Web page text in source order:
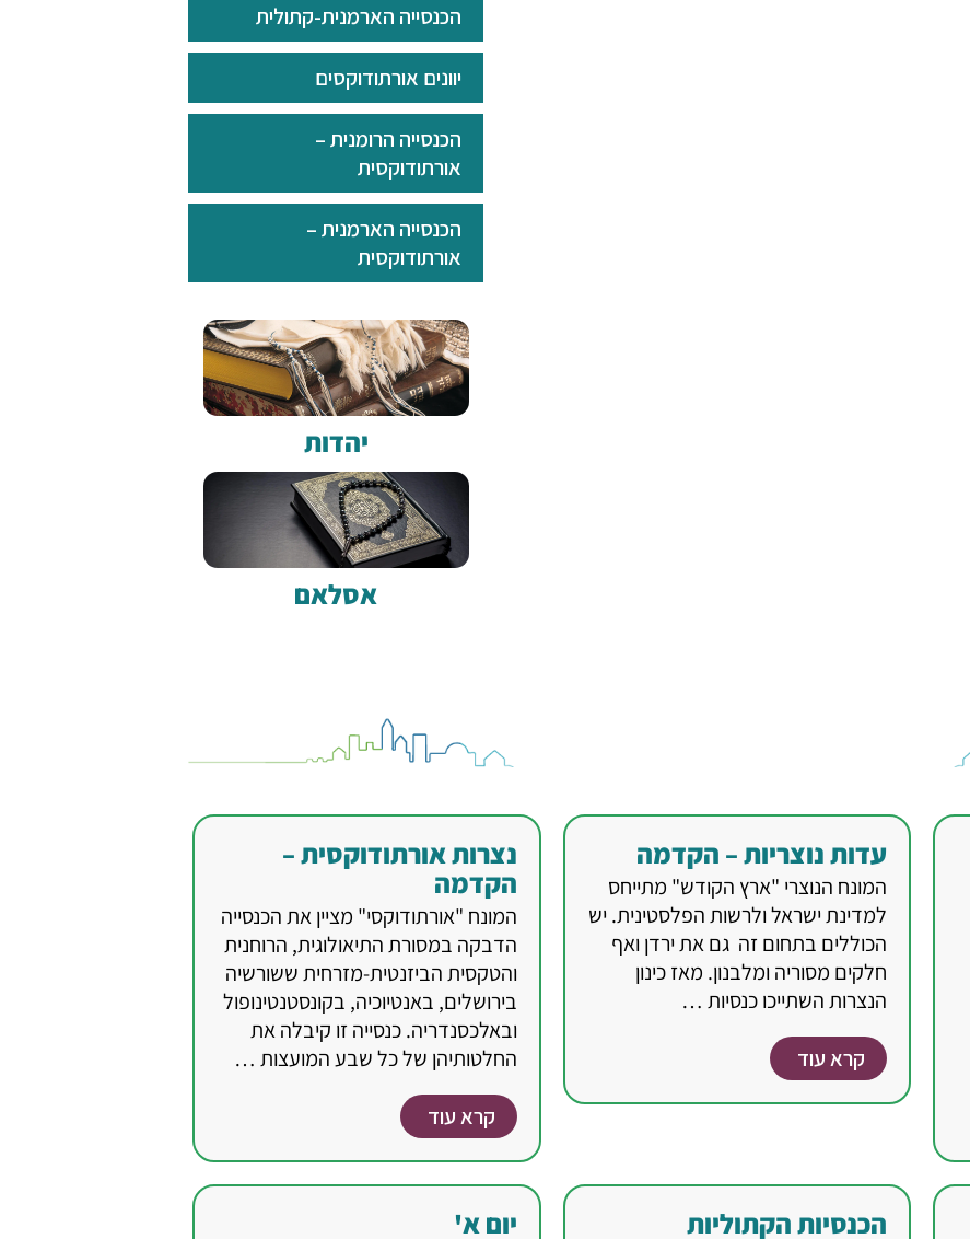
הכנסייה הארמנית-קתולית
יוונים אורתודוקסים
הכנסייה הרומנית –
אורתודוקסית
הכנסייה הארמנית –
אורתודוקסית
יהדות
אסלאם
עדות נוצריות – הקדמה
המונח הנוצרי "ארץ הקודש" מתייחס
למדינת ישראל ולרשות הפלסטינית. יש
הכוללים בתחום זה גם את ירדן ואף
חלקים מסוריה ומלבנון. מאז כינון
הנצרות השתייכו כנסיות …
קרא עוד
נצרות אורתודוקסית –
הקדמה
המונח "אורתודוקסי" מציין את הכנסייה
הדבקה במסורת התיאולוגית, הרוחנית
והטקסית הביזנטית-מזרחית ששורשיה
בירושלים, באנטיוכיה, בקונסטנטינופול
ובאלכסנדריה. כנסייה זו קיבלה את
החלטותיהן של כל שבע המועצות …
קרא עוד
הכנסיות הקתוליות
יום א'